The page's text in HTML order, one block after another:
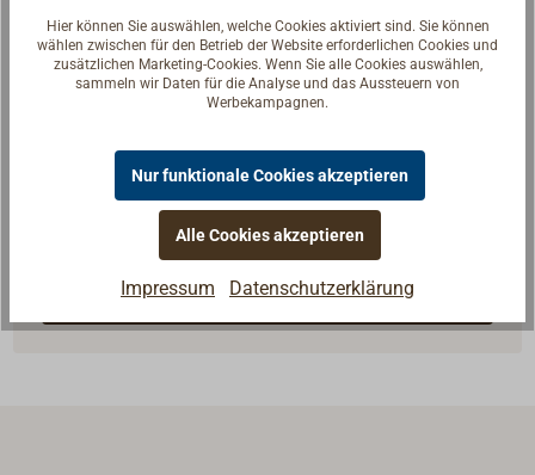
Fragen zum Artikel?
Reden Sie mit Handwerkern, Bootsbauern und
Seglerinnen. Wir verstehen Ihre Fragen und geben die
passende Antwort.
Experten kontaktieren
Hier können Sie auswählen, welche Cookies aktiviert sind. Sie können
wählen zwischen für den Betrieb der Website erforderlichen Cookies und
zusätzlichen Marketing-Cookies. Wenn Sie alle Cookies auswählen,
sammeln wir Daten für die Analyse und das Aussteuern von
Werbekampagnen.
Nur funktionale Cookies akzeptieren
Alle Cookies akzeptieren
Impressum Datenschutzerklärung